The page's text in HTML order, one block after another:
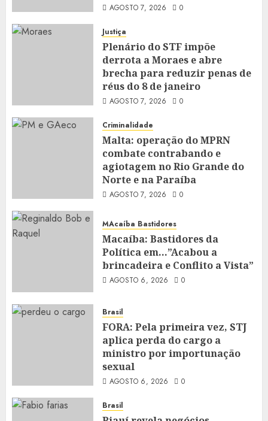
AGOSTO 7, 2026 0
Justiça
Plenário do STF impõe
derrota a Moraes e abre
brecha para reduzir penas de
réus do 8 de janeiro
AGOSTO 7, 2026 0
Criminalidade
Malta: operação do MPRN
combate contrabando e
agiotagem no Rio Grande do
Norte e na Paraíba
AGOSTO 7, 2026 0
MAcaíba Bastidores
Macaíba: Bastidores da
Política em…”Acabou a
brincadeira e Conflito a Vista”
AGOSTO 6, 2026 0
Brasil
FORA: Pela primeira vez, STJ
aplica perda do cargo a
ministro por importunação
sexual
AGOSTO 6, 2026 0
Brasil